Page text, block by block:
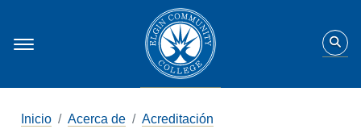
Inicio Acerca de Acreditación